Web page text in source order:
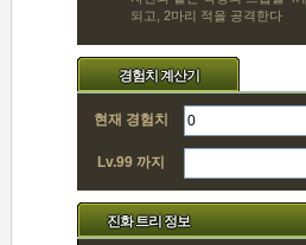
되고, 2마리 적을 공격한다
경험치 계산기
현재 경험치
Lv.99 까지
진화 트리 정보